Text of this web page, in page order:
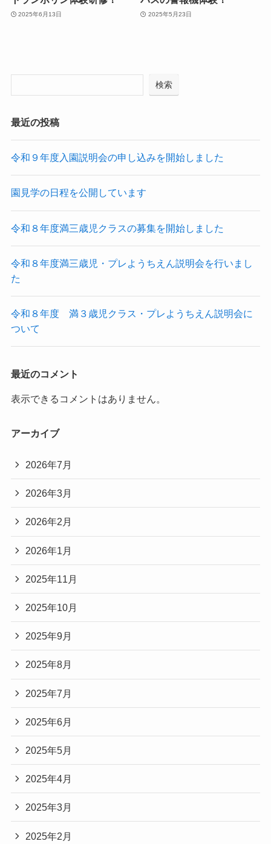
2025年6月13日 2025年5月23日
検索
最近の投稿
令和９年度入園説明会の申し込みを開始しました
園見学の日程を公開しています
令和８年度満三歳児クラスの募集を開始しました
令和８年度満三歳児・プレようちえん説明会を行いまし
た
令和８年度 満３歳児クラス・プレようちえん説明会に
ついて
最近のコメント
表示できるコメントはありません。
アーカイブ
2026年7月
2026年3月
2026年2月
2026年1月
2025年11月
2025年10月
2025年9月
2025年8月
2025年7月
2025年6月
2025年5月
2025年4月
2025年3月
2025年2月